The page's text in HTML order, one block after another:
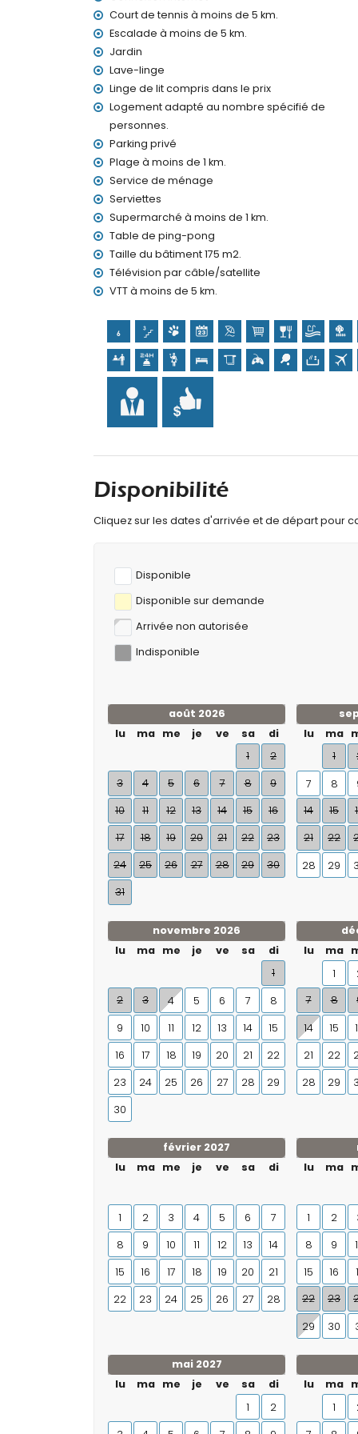
linge de lit et serviettes
service de réception et service d'urgence
service de ménage deux fois par semaine
console de jeux (PlayStation 3) et table de
chauffage central et climatisation
jacuzzi extérieur
Équipements et services en supplément
lit supplémentaire (sur demande)
Divertissements et activités de loisirs pour
théâtre, discothèque, bar et promenade (El
Curiosités et culture à Moraira, Costa Blanca
église (Iglesia Parroquial de Santa
monument (Torre de Vigía del Cap d'Or),
(Centre historique) (à moins de 5
musée (Écomusée Cemroqt L'almassera)
Sports
tennis, VTT, cyclisme, escalade, canoë,
villa)
golf (Club de Golf Ifach) et équitation (à
Court de tennis à moins de 5 km.
Escalade à moins de 5 km.
Jardin
Lave-linge
Linge de lit compris dans le prix
Logement adapté au nombre spécifié de
personnes.
Parking privé
Plage à moins de 1 km.
Service de ménage
Serviettes
Supermarché à moins de 1 km.
Table de ping-pong
Taille du bâtiment 175 m2.
Télévision par câble/satellite
VTT à moins de 5 km.
Disponibilité
Cliquez sur les dates d'arrivée et de départ pour
Disponible
Disponible sur demande
Arrivée non autorisée
Indisponible
août 2026
lu
ma me je ve sa
di
1
2
3
4 5 6 7 8
9
10
11 12 13 14 15
16
17
18 19 20 21 22
23
24
25 26 27 28 29
30
31
lu
ma
1
7
8
14
15
21
22
28
29
novembre 2026
lu
ma me je ve sa
di
1
2
3 4 5 6 7
8
9
10 11 12 13 14
15
16
17 18 19 20 21
22
23
24 25 26 27 28
29
30
lu
ma
1
7
8
14 15
21
22
28
29
février 2027
lu
ma me je ve sa di
1 2 3 4 5 6
7
8
9 10 11 12 13
14
15
16 17 18 19 20
21
22
23 24 25 26 27 28
lu
ma
1 2
8
9
15
16
22
23
29 30
mai 2027
lu
ma me je ve sa
di
1
2
lu
ma
1